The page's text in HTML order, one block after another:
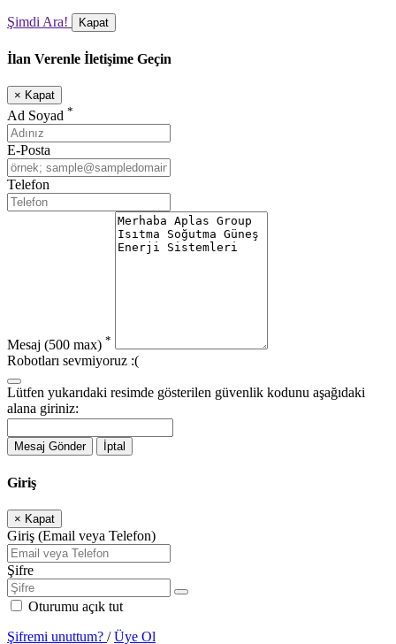
Şimdi Ara! Kapat
İlan Verenle İletişime Geçin
× Kapat
Ad Soyad *
E-Posta
Telefon
Mesaj (500 max) *
Robotları sevmiyoruz :(
Lütfen yukarıdaki resimde gösterilen güvenlik kodunu aşağıdaki
alana giriniz:
Mesaj Gönder İptal
Giriş
× Kapat
Giriş (Email veya Telefon)
Şifre
Oturumu açık tut
Şifremi unuttum? /Üye Ol